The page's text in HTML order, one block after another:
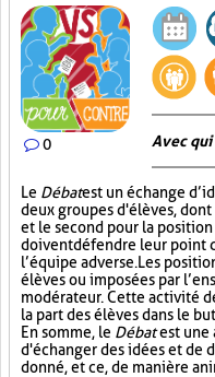
0 Avec qui
Le Débatest un échange
deux groupes d'élèves,
et le second pour la position
doivent défendre leur point
l’équipe adverse. Les
élèves ou imposées par
modérateur. Cette activité
la part des élèves dans le
En somme, le Débatest une
d'échanger des idées et de
donné, et ce, de manière